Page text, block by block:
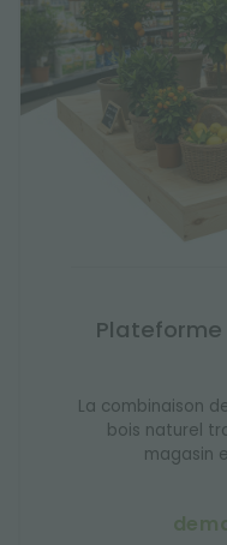
Plateforme
La combinaison
bois naturel
magasin